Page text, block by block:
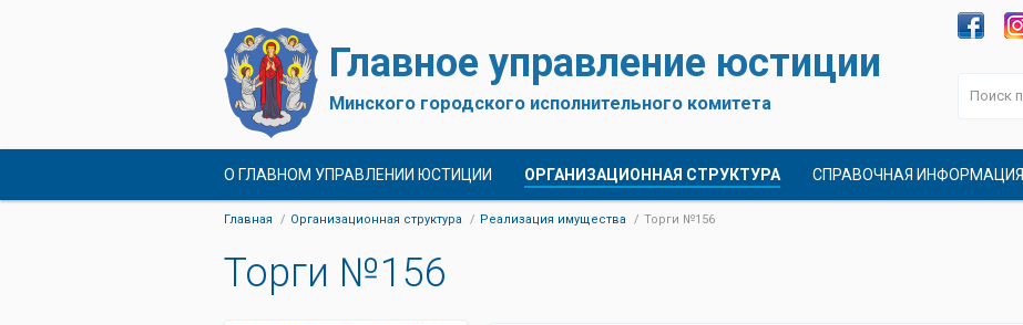
Главное управление юстиции
Минского городского исполнительного комитета
О ГЛАВНОМ УПРАВЛЕНИИ ЮСТИЦИИ ОРГАНИЗАЦИОННАЯ СТРУКТУРА СПРАВОЧНАЯ ИНФОРМАЦИЯ
Главная Организационная структура Реализация имущества Торги №156
Торги №156